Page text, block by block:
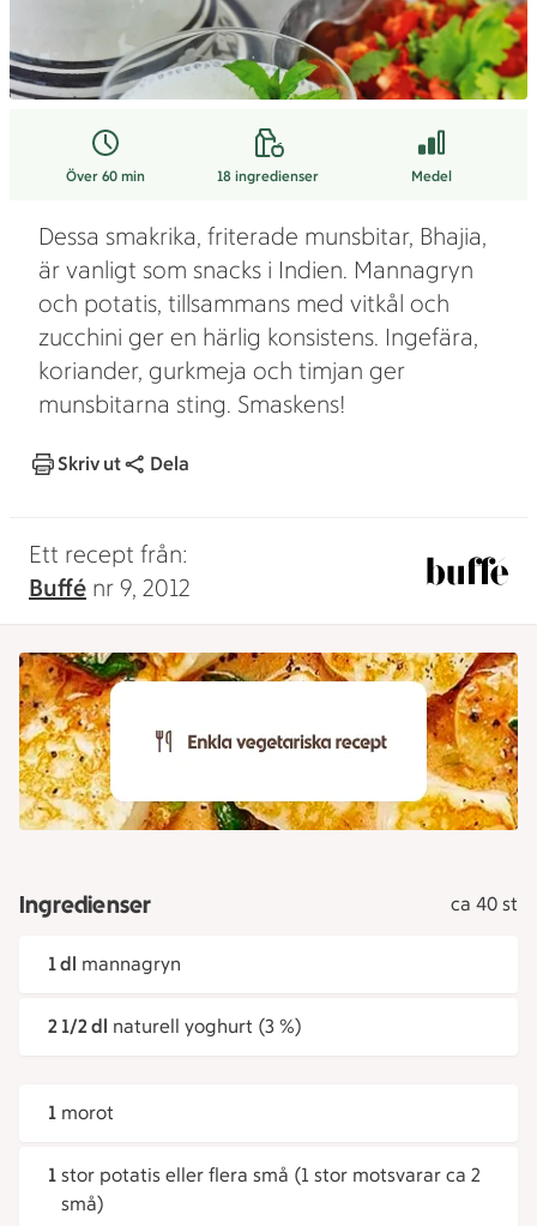
Över 60 min 18ingredienser Medel
Dessa smakrika, friterade munsbitar, Bhajia,
är vanligt som snacks i Indien. Mannagryn
och potatis, tillsammans med vitkål och
zucchini ger en härlig konsistens. Ingefära,
koriander, gurkmeja och timjan ger
munsbitarna sting. Smaskens!
Skriv ut Dela
Ett recept från:
Buffé nr 9, 2012
Ingredienser ca 40 st
1 dl mannagryn
2 1/2 dl naturell yoghurt (3 %)
1 morot
1 stor potatis eller flera små (1 stor motsvarar ca 2
små)